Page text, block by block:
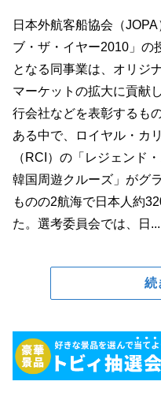
日本外航客船協会（
ブ・ザ・イヤー2010」の
となる同事業は、オリジ
マーケットの拡大に貢献
行会社などを表彰するも
ある中で、ロイヤル・カ
（RCI）の「レジェンド
韓国周遊クルーズ」がグ
ものの2航海で日本人約
た。選考委員会では、日...
続